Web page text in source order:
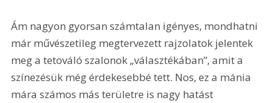
Ám nagyon gyorsan számtalan igényes, mondhatni
már művészetileg megtervezett rajzolatok jelentek
meg a tetováló szalonok „választékában”, amit a
színezésük még érdekesebbé tett. Nos, ez a mánia
mára számos más területre is nagy hatást